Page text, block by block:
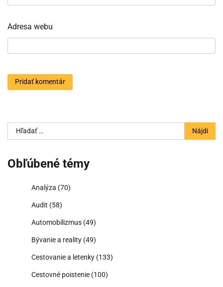
Adresa webu
Hľadať:
Obľúbené témy
Analýza (70)
Audit (58)
Automobilizmus (49)
Bývanie a reality (49)
Cestovanie a letenky (133)
Cestovné poistenie (100)